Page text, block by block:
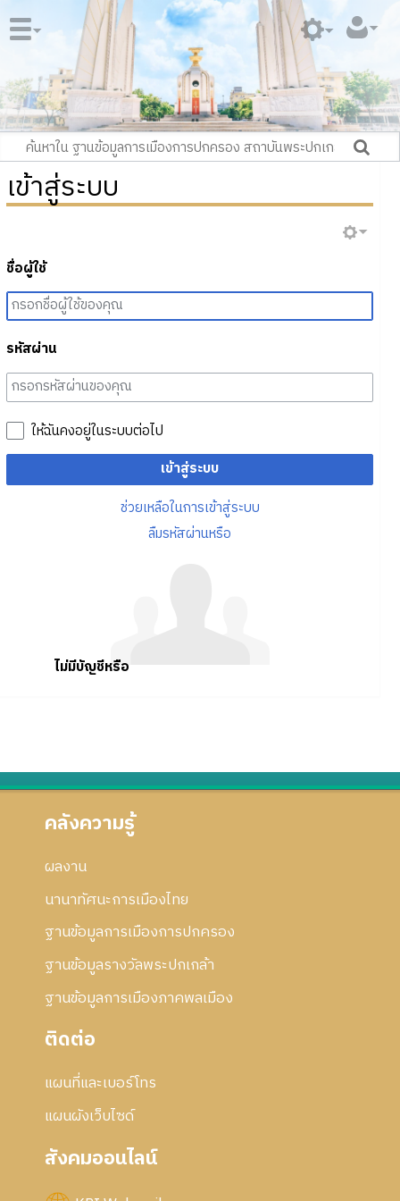
เข้าสู่ระบบ
ชื่อผู้ใช้
รหัสผ่าน
ให้ฉันคงอยู่ในระบบต่อไป
เข้าสู่ระบบ
ช่วยเหลือในการเข้าสู่ระบบ
ลืมรหัสผ่านหรือ
ไม่มีบัญชีหรือ
คลังความรู้
ผลงาน
นานาทัศนะการเมืองไทย
ฐานข้อมูลการเมืองการปกครอง
ฐานข้อมูลรางวัลพระปกเกล้า
ฐานข้อมูลการเมืองภาคพลเมือง
ติดต่อ
แผนที่และเบอร์โทร
แผนผังเว็บไซด์
สังคมออนไลน์